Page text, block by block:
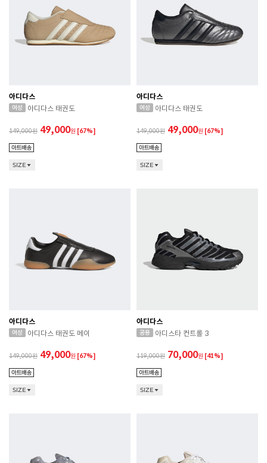
아디다스
아디다스 태권도
149,000 49,000원 [67%]
SIZE
아디다스
아디다스 태권도
149,000 49,000원 [67%]
SIZE
아디다스
아디다스 태권도 메이
149,000 49,000원 [67%]
SIZE
아디다스
아디스타 컨트롤 3
119,000 70,000원 [41%]
SIZE